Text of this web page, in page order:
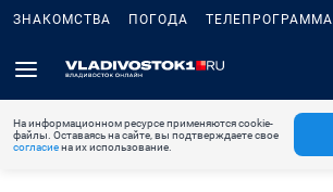
ЗНАКОМСТВА ПОГОДА ТЕЛЕПРОГРАММА
На информационном ресурсе применяются cookie-
файлы. Оставаясь на сайте, вы подтверждаете свое
согласиена их использование.